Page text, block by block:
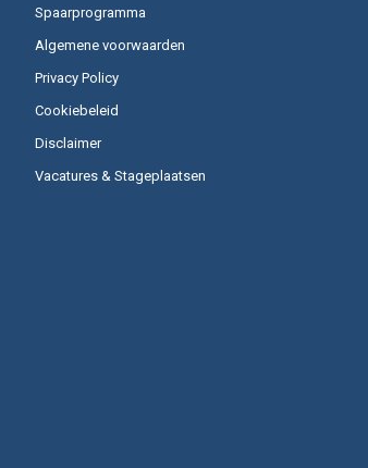
Spaarprogramma
Algemene voorwaarden
Privacy Policy
Cookiebeleid
Disclaimer
Vacatures & Stageplaatsen